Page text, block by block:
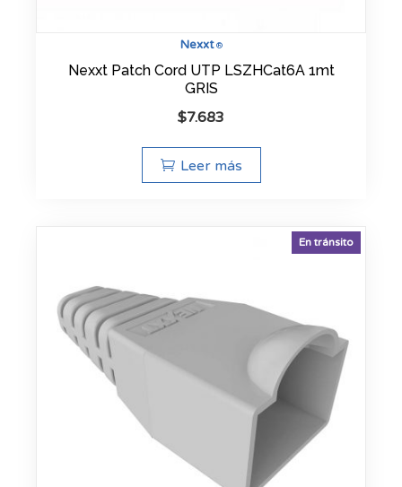
Nexxt®
Nexxt Patch Cord UTP LSZHCat6A 1mt
GRIS
$7.683
Leer más
En tránsito